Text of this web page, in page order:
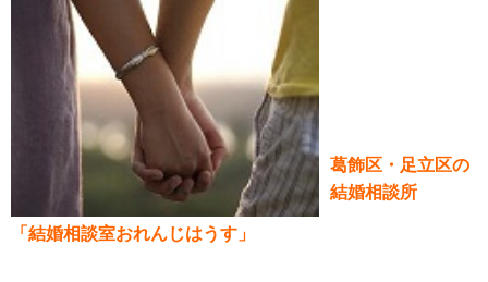
葛飾区・足立区の
結婚相談所
「結婚相談室おれんじはうす」